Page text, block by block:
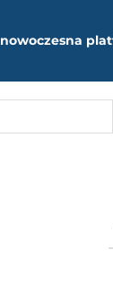
nowoczesna